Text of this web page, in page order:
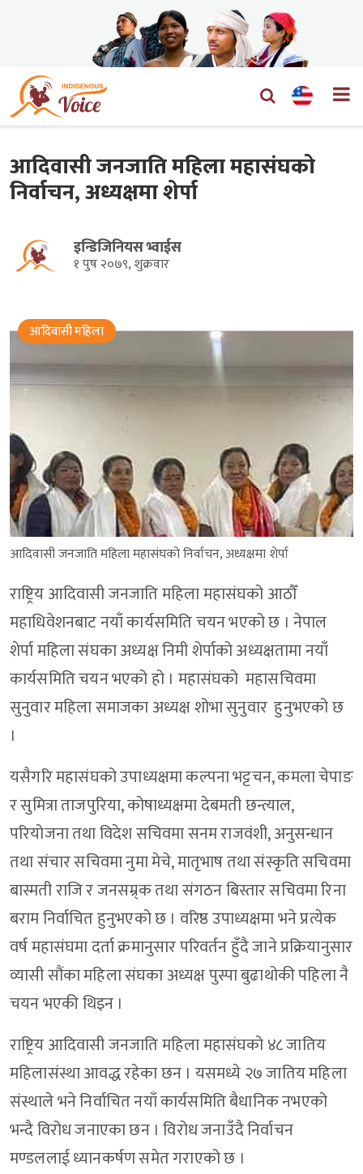
आदिवासी जनजाति महिला महासंघको
निर्वाचन, अध्यक्षमा शेर्पा
इन्डिजिनियस भ्वाईस
१ पुष २०७९, शुक्रवार
आदिवासी महिला
आदिवासी जनजाति महिला महासंघको निर्वाचन, अध्यक्षमा शेर्पा
राष्ट्रिय आदिवासी जनजाति महिला महासंघको आठौँ
महाधिवेशनबाट नयाँ कार्यसमिति चयन भएको छ । नेपाल
शेर्पा महिला संघका अध्यक्ष निमी शेर्पाको अध्यक्षतामा नयाँ
कार्यसमिति चयन भएको हो । महासंघको महासचिवमा
सुनुवार महिला समाजका अध्यक्ष शोभा सुनुवार हुनुभएको छ
।
यसैगरि महासंघको उपाध्यक्षमा कल्पना भट्टचन, कमला चेपाङ
र सुमित्रा ताजपुरिया, कोषाध्यक्षमा देबमती छन्त्याल,
परियोजना तथा विदेश सचिवमा सनम राजवंशी, अनुसन्धान
तथा संचार सचिवमा नुमा मेचे, मातृभाष तथा संस्कृति सचिवमा
बास्मती राजि र जनसम्र्क तथा संगठन बिस्तार सचिवमा रिना
बराम निर्वाचित हुनुभएको छ । वरिष्ठ उपाध्यक्षमा भने प्रत्येक
वर्ष महासंघमा दर्ता क्रमानुसार परिवर्तन हुँदै जाने प्रक्रियानुसार
व्यासी सौंका महिला संघका अध्यक्ष पुस्पा बुढाथोकी पहिला नै
चयन भएकी थिइन ।
राष्ट्रिय आदिवासी जनजाति महिला महासंघको ४८ जातिय
महिलासंस्था आवद्ध रहेका छन । यसमध्ये २७ जातिय महिला
संस्थाले भने निर्वाचित नयाँ कार्यसमिति बैधानिक नभएको
भन्दै विरोध जनाएका छन । विरोध जनाउँदै निर्वाचन
मण्डललाई ध्यानकर्षण समेत गराएको छ ।